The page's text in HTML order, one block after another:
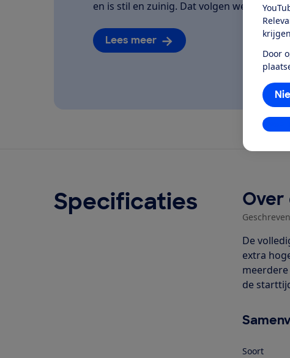
Door
en is stil en zuinig. Dat volgen we van
Lees meer
Specificaties
De
extra
de
Soort